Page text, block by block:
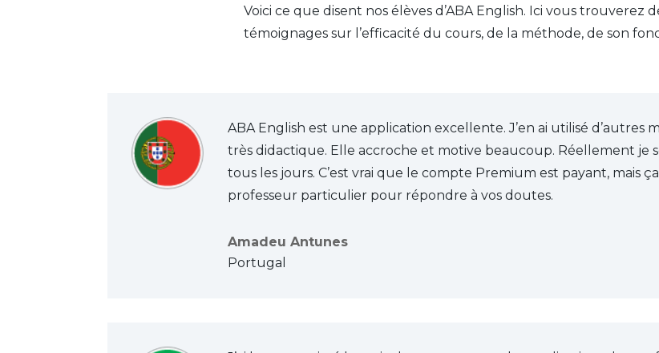
Voici ce que disent nos élèves d’ABA English. Ici vous trouverez
témoignages sur l’efficacité du cours, de la méthode, de son
ABA English est une application excellente. J’en ai utilisé
très didactique. Elle accroche et motive beaucoup. Réellement je
tous les jours. C’est vrai que le compte Premium est payant, mais
professeur particulier pour répondre à vos doutes.
Amadeu Antunes
Portugal